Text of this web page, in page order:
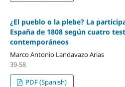
¿El pueblo o la plebe? La
España de 1808 según cuatro
contemporáneos
Marco Antonio Landavazo Arias
39-58
PDF (Spanish)